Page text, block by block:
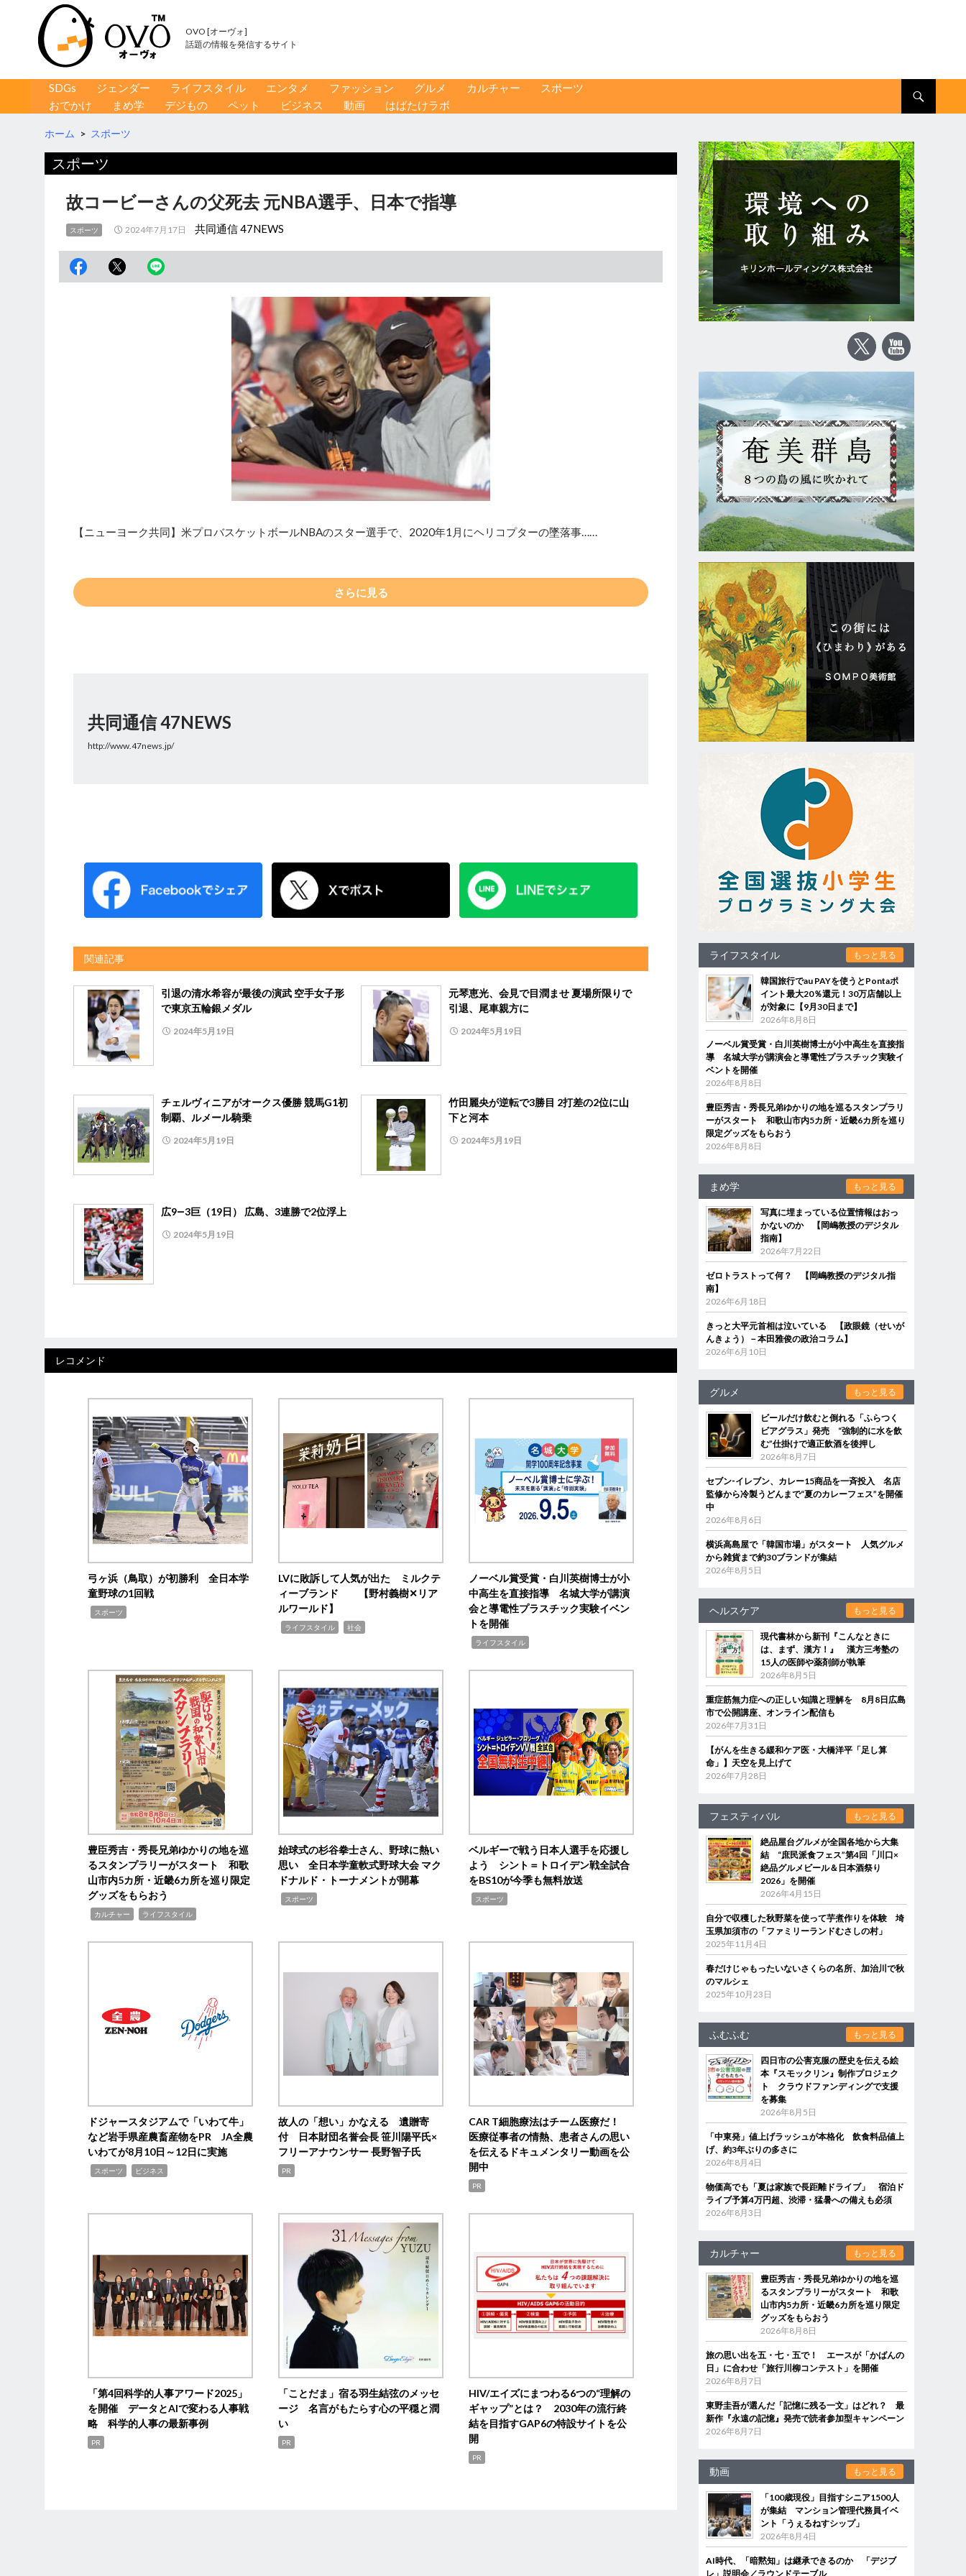
OVO [オーヴォ]
話題の情報を発信するサイト
コンテンツへ移動
SDGs ジェンダー ライフスタイル エンタメ ファッション グルメ カルチャー
スポーツ
おでかけ
まめ学 デジもの ペット ビジネス 動画 はばたけラボ
ホーム > スポーツ
スポーツ
故コービーさんの父死去 元NBA選手、日本で指導
スポーツ 2024年7月17日 共同通信 47NEWS
【ニューヨーク共同】米プロバスケットボールNBAのスター選手で、2020年1月にヘリコプターの墜落事……
さらに見る
共同通信 47NEWS
http://www.47news.jp/
関連記事
引退の清水希容が最後の演武 空手女子形
で東京五輪銀メダル
2024年5月19日
元琴恵光、会見で目潤ませ 夏場所限りで
引退、尾車親方に
2024年5月19日
チェルヴィニアがオークス優勝 競馬G1初
制覇、ルメール騎乗
2024年5月19日
竹田麗央が逆転で3勝目 2打差の2位に山
下と河本
2024年5月19日
広9―3巨（19日） 広島、3連勝で2位浮上
2024年5月19日
レコメンド
弓ヶ浜（鳥取）が初勝利 全日本学
童野球の1回戦
スポーツ
LVに敗訴して人気が出た ミルクテ
ィーブランド 【野村義樹✕リア
ルワールド】
ライフスタイル 社会
ノーベル賞受賞・白川英樹博士が小
中高生を直接指導 名城大学が講演
会と導電性プラスチック実験イベン
トを開催
ライフスタイル
豊臣秀吉・秀長兄弟ゆかりの地を巡
るスタンプラリーがスタート 和歌
山市内5カ所・近畿6カ所を巡り限定
グッズをもらおう
カルチャー ライフスタイル
始球式の杉谷拳士さん、野球に熱い
思い 全日本学童軟式野球大会 マク
ドナルド・トーナメントが開幕
スポーツ
ベルギーで戦う日本人選手を応援し
よう シント＝トロイデン戦全試合
をBS10が今季も無料放送
スポーツ
ドジャースタジアムで「いわて牛」
など岩手県産農畜産物をPR JA全農
いわてが8月10日～12日に実施
スポーツ ビジネス
故人の「想い」かなえる 遺贈寄
付 日本財団名誉会長 笹川陽平氏×
フリーアナウンサー 長野智子氏
PR
CAR T細胞療法はチーム医療だ！
医療従事者の情熱、患者さんの思い
を伝えるドキュメンタリー動画を公
開中
PR
「第4回科学的人事アワード2025」
を開催 データとAIで変わる人事戦
略 科学的人事の最新事例
PR
「ことだま」宿る羽生結弦のメッセ
ージ 名言がもたらす心の平穏と潤
い
PR
HIV/エイズにまつわる6つの“理解の
ギャップ”とは？ 2030年の流行終
結を目指すGAP6の特設サイトを公
開
PR
ライフスタイル もっと見る
韓国旅行でau PAYを使うとPontaポ
イント最大20％還元！30万店舗以上
が対象に【9月30日まで】
2026年8月8日
ノーベル賞受賞・白川英樹博士が小中高生を直接指
導 名城大学が講演会と導電性プラスチック実験イ
ベントを開催
2026年8月8日
豊臣秀吉・秀長兄弟ゆかりの地を巡るスタンプラリ
ーがスタート 和歌山市内5カ所・近畿6カ所を巡り
限定グッズをもらおう
2026年8月8日
まめ学 もっと見る
写真に埋まっている位置情報はおっ
かないのか 【岡嶋教授のデジタル
指南】
2026年7月22日
ゼロトラストって何？ 【岡嶋教授のデジタル指
南】
2026年6月18日
きっと大平元首相は泣いている 【政眼鏡（せいが
んきょう）－本田雅俊の政治コラム】
2026年6月10日
グルメ もっと見る
ビールだけ飲むと倒れる「ふらつく
ビアグラス」発売 “強制的に水を飲
む”仕掛けで適正飲酒を後押し
2026年8月7日
セブン‐イレブン、カレー15商品を一斉投入 名店
監修から冷製うどんまで“夏のカレーフェス”を開催
中
2026年8月6日
横浜高島屋で「韓国市場」がスタート 人気グルメ
から雑貨まで約30ブランドが集結
2026年8月5日
ヘルスケア もっと見る
現代書林から新刊『こんなときに
は、まず、漢方！』 漢方三考塾の
15人の医師や薬剤師が執筆
2026年8月5日
重症筋無力症への正しい知識と理解を 8月8日広島
市で公開講座、オンライン配信も
2026年7月31日
【がんを生きる緩和ケア医・大橋洋平「足し算
命」】天空を見上げて
2026年7月28日
フェスティバル もっと見る
絶品屋台グルメが全国各地から大集
結 “庶民派食フェス”第4回「川口×
絶品グルメビール＆日本酒祭り
2026」を開催
2026年4月15日
自分で収穫した秋野菜を使って芋煮作りを体験 埼
玉県加須市の「ファミリーランドむさしの村」
2025年11月4日
春だけじゃもったいないさくらの名所、加治川で秋
のマルシェ
2025年10月23日
ふむふむ もっと見る
四日市の公害克服の歴史を伝える絵
本『スモックリン』制作プロジェク
ト クラウドファンディングで支援
を募集
2026年8月5日
「中東発」値上げラッシュが本格化 飲食料品値上
げ、約3年ぶりの多さに
2026年8月4日
物価高でも「夏は家族で長距離ドライブ」 宿泊ド
ライブ予算4万円超、渋滞・猛暑への備えも必須
2026年8月3日
カルチャー もっと見る
豊臣秀吉・秀長兄弟ゆかりの地を巡
るスタンプラリーがスタート 和歌
山市内5カ所・近畿6カ所を巡り限定
グッズをもらおう
2026年8月8日
旅の思い出を五・七・五で！ エースが「かばんの
日」に合わせ「旅行川柳コンテスト」を開催
2026年8月7日
東野圭吾が選んだ「記憶に残る一文」はどれ？ 最
新作『永遠の記憶』発売で読者参加型キャンペーン
2026年8月7日
動画 もっと見る
「100歳現役」目指すシニア1500人
が集結 マンション管理代務員イベ
ント「うぇるねすシップ」
2026年8月4日
AI時代、「暗黙知」は継承できるのか 「デジブ
レ」説明会／ラウンドテーブル